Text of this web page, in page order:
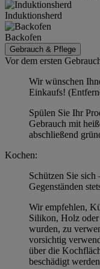
Induktionsherd
Backofen
Gebrauch & Pflege
Vor dem ersten
Wir wünschen
Einkaufs!
Spülen Sie Ihr
Gebrauch mit
abschließend
Kochen:
Schützen Sie
Gegenständen
Wir empfehlen,
Silikon, Holz
wurden, zu
vorsichtig
über die
beschädigt